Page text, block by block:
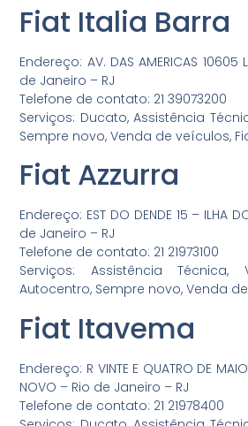
Fiat Italia Barra
Endereço: AV. DAS AMERICAS 10605
de Janeiro – RJ
Telefone de contato: 21 39073200
Serviços: Ducato, Assistência
Sempre novo, Venda de veículos,
Fiat Azzurra
Endereço: EST DO DENDE 15 – ILHA
de Janeiro – RJ
Telefone de contato: 21 21973100
Serviços: Assistência
Autocentro, Sempre novo, Venda
Fiat Itavema
Endereço: R VINTE E QUATRO DE
NOVO – Rio de Janeiro – RJ
Telefone de contato: 21 21978400